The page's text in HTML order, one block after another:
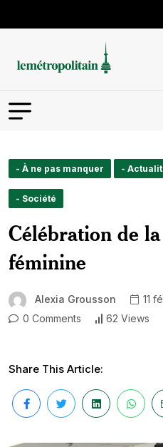
- À ne pas manquer -
- Société
Célébration de
féminine
Alexia Grousson
11
0 Comments
62 Views
Share This Article: